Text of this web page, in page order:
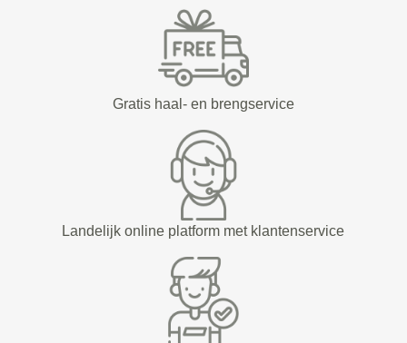
Gratis haal- en brengservice
Landelijk online platform met klantenservice